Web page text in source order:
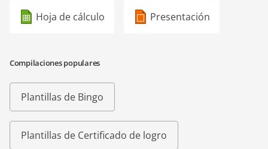
Hoja de cálculo Presentación
Compilaciones populares
Plantillas de Bingo
Plantillas de Certificado de logro